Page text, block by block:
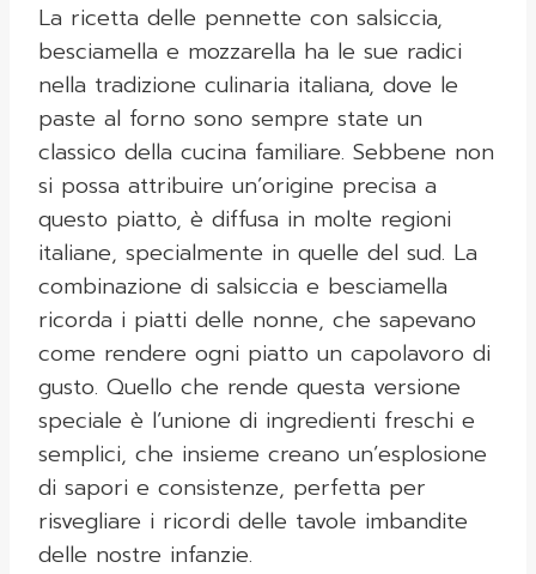
La ricetta delle pennette con salsiccia,
besciamella e mozzarella ha le sue radici
nella tradizione culinaria italiana, dove le
paste al forno sono sempre state un
classico della cucina familiare. Sebbene non
si possa attribuire un’origine precisa a
questo piatto, è diffusa in molte regioni
italiane, specialmente in quelle del sud. La
combinazione di salsiccia e besciamella
ricorda i piatti delle nonne, che sapevano
come rendere ogni piatto un capolavoro di
gusto. Quello che rende questa versione
speciale è l’unione di ingredienti freschi e
semplici, che insieme creano un’esplosione
di sapori e consistenze, perfetta per
risvegliare i ricordi delle tavole imbandite
delle nostre infanzie.